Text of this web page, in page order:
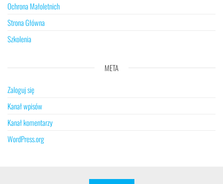
Ochrona Małoletnich
Strona Główna
Szkolenia
META
Zaloguj się
Kanał wpisów
Kanał komentarzy
WordPress.org